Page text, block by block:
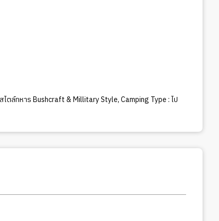
ไตล์ทหาร Bushcraft & Millitary Style,Camping Type : ไป